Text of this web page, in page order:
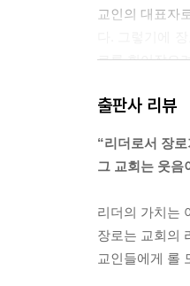
신년예배 대표
어버이주일 대
광복절 대표기
02. 특별행사
전도주일 대표
교회설립주일
교회연합주일
헌당예배 대표
교인의 대표자
로를 휘어잡으
--- p.52
“문제는 이렇
는 그릇은 얼마
로 교회에서 어
함으로써 한마
지 않고 양보할
출판사 리뷰
“리더로서 장
그 교회는 웃음
리더의 가치는
장로는 교회의
교인들에게 롤